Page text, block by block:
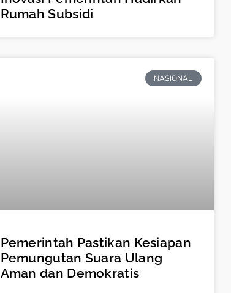
Rumah Subsidi
NASIONAL
Pemerintah Pastikan Kesiapan
Pemungutan Suara Ulang
Aman dan Demokratis